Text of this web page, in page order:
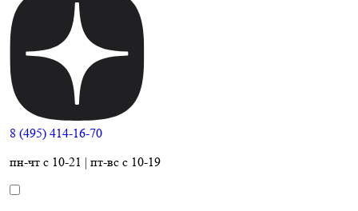
8 (495) 414-16-70
пн-чт с 10-21 | пт-вс с 10-19